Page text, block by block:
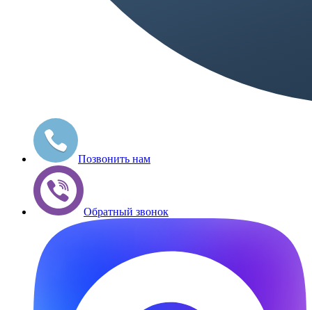
Позвонить нам
Обратный звонок